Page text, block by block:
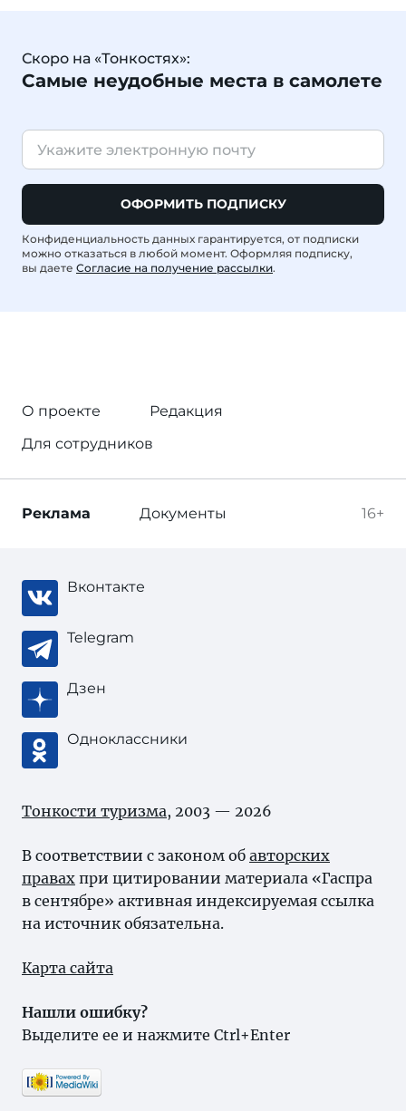
Скоро на «Тонкостях»:
Самые неудобные места в самолете
ОФОРМИТЬ ПОДПИСКУ
Конфиденциальность данных гарантируется, от подписки
можно отказаться в любой момент. Оформляя подписку,
вы даете Согласие на получение рассылки.
О проекте
Редакция
Для сотрудников
16+
Реклама Документы
Вконтакте
Telegram
Дзен
Одноклассники
Тонкости туризма, 2003 — 2026
В соответствии с законом об авторских
правах при цитировании материала «Гаспра
в сентябре» активная индексируемая ссылка
на источник обязательна.
Карта сайта
Нашли ошибку?
Выделите ее и нажмите Ctrl+Enter